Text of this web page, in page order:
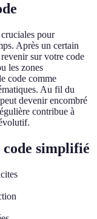
pour
Après un certain
sur votre code
les zones
code comme
Au fil du
devenir encombré
contribue à
simplifié